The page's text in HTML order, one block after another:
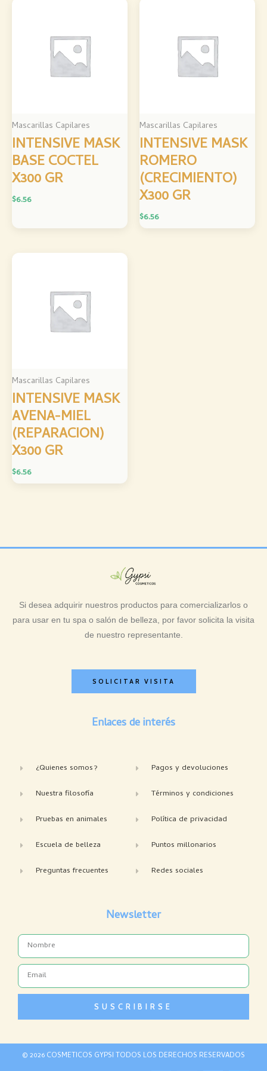
Mascarillas Capilares
INTENSIVE MASK
BASE COCTEL
X300 GR
$6.56
Mascarillas Capilares
INTENSIVE MASK
ROMERO
(CRECIMIENTO)
X300 GR
$6.56
Mascarillas Capilares
INTENSIVE MASK
AVENA-MIEL
(REPARACION)
X300 GR
$6.56
Si desea adquirir nuestros productos para comercializarlos o
para usar en tu spa o salón de belleza, por favor solicita la visita
de nuestro representante.
SOLICITAR VISITA
Enlaces de interés
¿Quienes somos?
Nuestra filosofía
Pruebas en animales
Escuela de belleza
Preguntas frecuentes
Pagos y devoluciones
Términos y condiciones
Política de privacidad
Puntos millonarios
Redes sociales
Newsletter
Name
Email
SUSCRIBIRSE
© 2026 COSMETICOS GYPSI TODOS LOS DERECHOS RESERVADOS